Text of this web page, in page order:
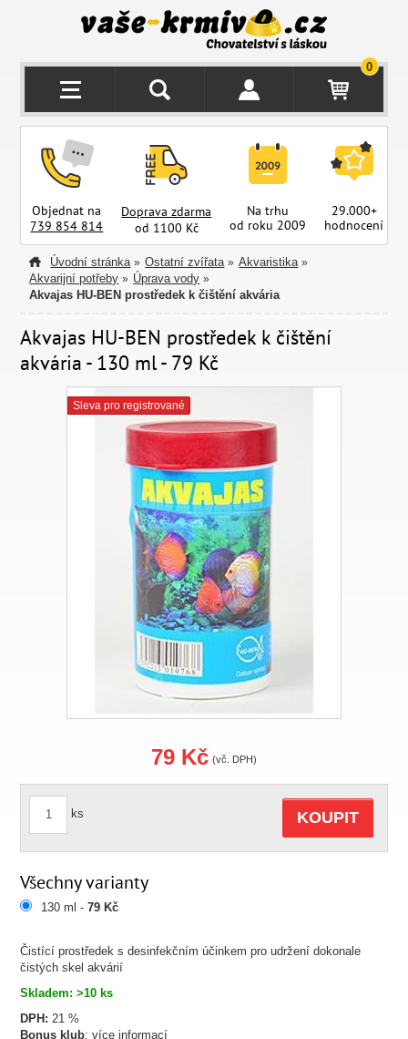
0
Objednat na
739 854 814
Doprava zdarma
od 1100 Kč
Na trhu
od roku 2009
29.000+
hodnocení
Úvodní stránka » Ostatní zvířata » Akvaristika »
Akvarijní potřeby » Úprava vody »
Akvajas HU-BEN prostředek k čištění akvária
Akvajas HU-BEN prostředek k čištění
akvária - 130 ml - 79 Kč
Sleva pro registrované
Čistící prostředek s desinfekčním účinkem pro udržení dokonale
čistých skel akvárií
Skladem: >10 ks
DPH: 21 %
Bonus klub:více informací
79 Kč (vč. DPH)
ks KOUPIT
Všechny varianty
130 ml -79 Kč